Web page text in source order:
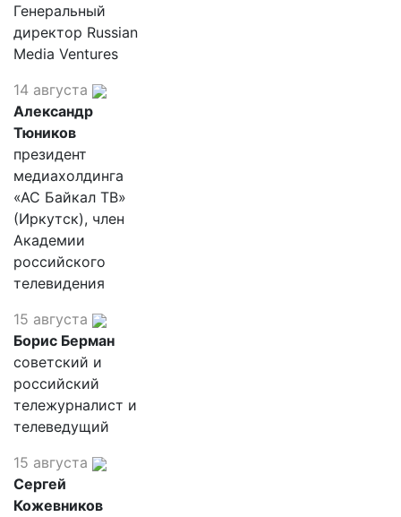
Генеральный
директор Russian
Media Ventures
14 августа
Александр
Тюников
президент
медиахолдинга
«АС Байкал ТВ»
(Иркутск), член
Академии
российского
телевидения
15 августа
Борис Берман
советский и
российский
тележурналист и
телеведущий
15 августа
Сергей
Кожевников